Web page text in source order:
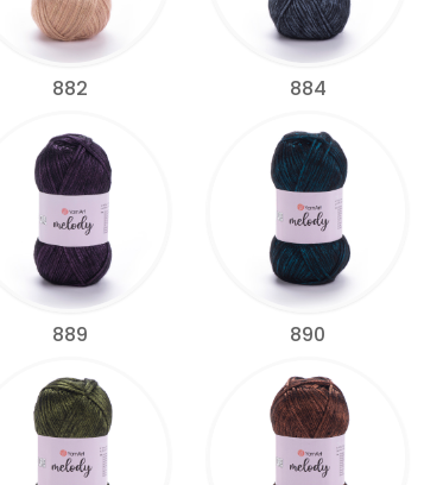
882 884
889 890